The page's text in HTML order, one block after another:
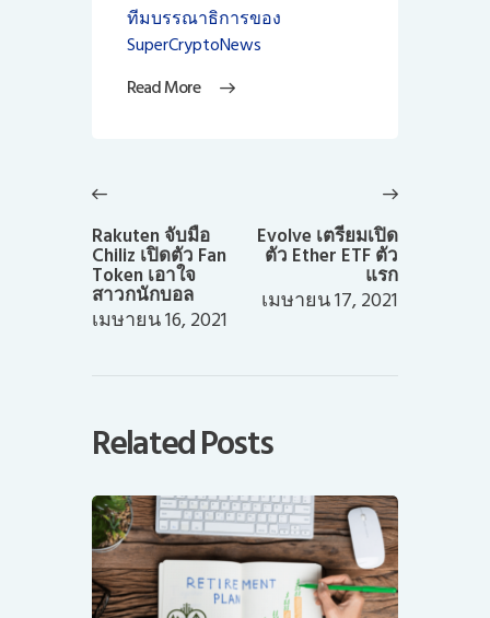
ทีมบรรณาธิการของ
SuperCryptoNews
Read More
เรื่อง
post:
Rakuten จับมือ
Chiliz เปิดตัว Fan
Token เอาใจ
สาวกนักบอล
เมษายน 16, 2021
Evolve เตรียมเปิด
ตัว Ether ETF ตัว
แรก
เมษายน 17, 2021
Related Posts